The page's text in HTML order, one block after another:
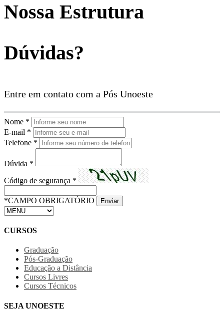
Nossa Estrutura
Dúvidas?
Entre em contato com a Pós Unoeste
Nome *
E-mail *
Telefone *
Dúvida *
Código de segurança *
*CAMPO OBRIGATÓRIO Enviar
CURSOS
Graduação
Pós-Graduação
Educação a Distância
Cursos Livres
Cursos Técnicos
SEJA UNOESTE